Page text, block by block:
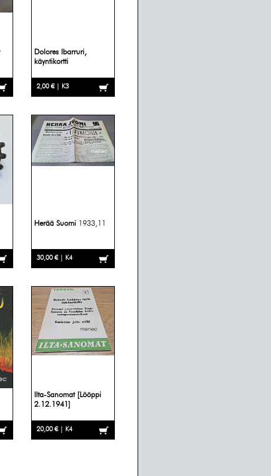
Dolores Ibarruri,
käyntikortti
2,00 € | K3
Herää Suomi 1933,11
30,00 € | K4
Ilta-Sanomat [Lööppi
2.12.1941]
20,00 € | K4